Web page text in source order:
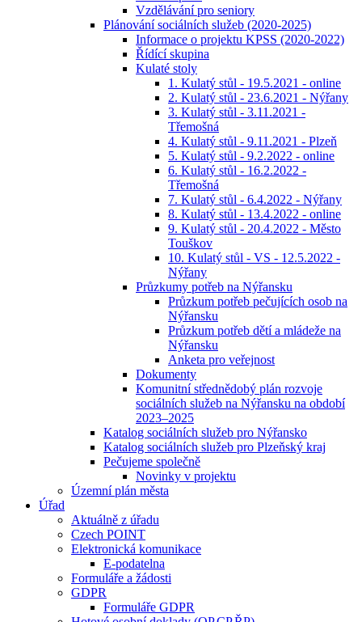
Vzdělávání pro seniory
Plánování sociálních služeb (2020-2025)
Informace o projektu KPSS (2020-2022)
Řídící skupina
Kulaté stoly
1. Kulatý stůl - 19.5.2021 - online
2. Kulatý stůl - 23.6.2021 - Nýřany
3. Kulatý stůl - 3.11.2021 -
Třemošná
4. Kulatý stůl - 9.11.2021 - Plzeň
5. Kulatý stůl - 9.2.2022 - online
6. Kulatý stůl - 16.2.2022 -
Třemošná
7. Kulatý stůl - 6.4.2022 - Nýřany
8. Kulatý stůl - 13.4.2022 - online
9. Kulatý stůl - 20.4.2022 - Město
Touškov
10. Kulatý stůl - VS - 12.5.2022 -
Nýřany
Průzkumy potřeb na Nýřansku
Průzkum potřeb pečujících osob na
Nýřansku
Průzkum potřeb dětí a mládeže na
Nýřansku
Anketa pro veřejnost
Dokumenty
Komunitní střednědobý plán rozvoje
sociálních služeb na Nýřansku na období
2023–2025
Katalog sociálních služeb pro Nýřansko
Katalog sociálních služeb pro Plzeňský kraj
Pečujeme společně
Novinky v projektu
Územní plán města
Úřad
Aktuálně z úřadu
Czech POINT
Elektronická komunikace
E-podatelna
Formuláře a žádosti
GDPR
Formuláře GDPR